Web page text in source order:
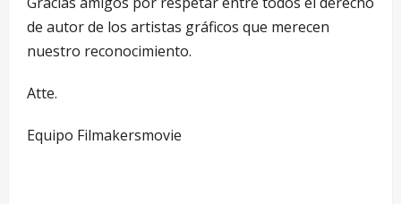
de autor de los artistas gráficos que merecen
nuestro reconocimiento.
Atte.
Equipo Filmakersmovie